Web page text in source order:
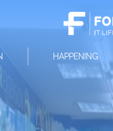
HAPPENING